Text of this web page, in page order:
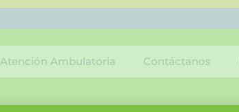
Atención Ambulatoria Contáctanos
F I L